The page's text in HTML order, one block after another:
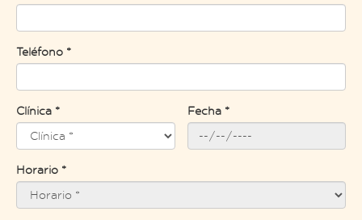
Teléfono *
Clínica * Fecha *
Horario *